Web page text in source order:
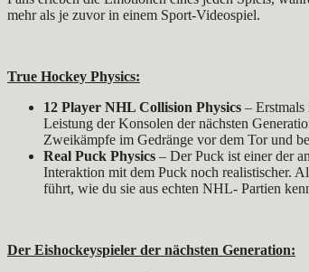
mehr als je zuvor in einem Sport-Videospiel.
True Hockey Physics:
12 Player NHL Collision Physics –
Leistung der Konsolen der nächsten
Zweikämpfe im Gedränge vor dem Tor und
Real Puck Physics – Der Puck ist einer der
Interaktion mit dem Puck noch realistischer.
führt, wie du sie aus echten NHL- Partien
Der Eishockeyspieler der nächsten Generation: